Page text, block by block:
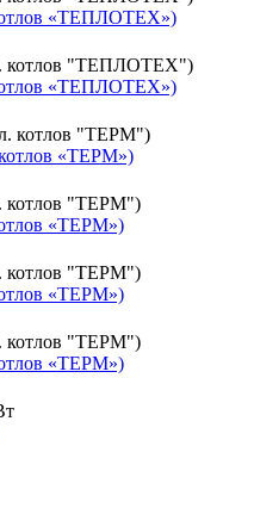
«ТЕПЛОТЕХ»)
«ТЕПЛОТЕХ»)
«ТЕРМ»)
«ТЕРМ»)
«ТЕРМ»)
«ТЕРМ»)